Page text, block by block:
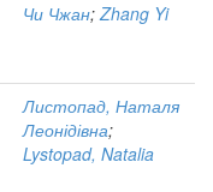
Чи Чжан;Zhang Yi
Листопад, Наталя
Леонідівна;
Lystopad, Natalia